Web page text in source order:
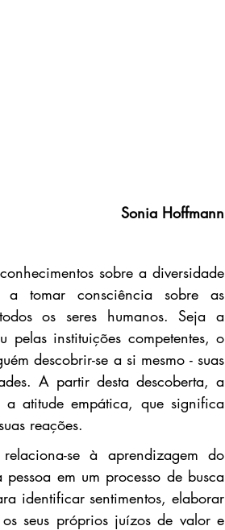
Sonia Hoffmann
sobre a diversidade
tomar consciência sobre as
os seres humanos. Seja a
instituições competentes, o
descobrir-se a si mesmo - suas
A partir desta descoberta, a
a atitude empática, que significa
reações.
se à aprendizagem do
em um processo de busca
identificar sentimentos, elaborar
seus próprios juízos de valor e